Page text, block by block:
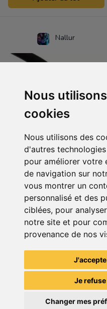
Nous
cookies
Nous utilisons des
d'autres
pour améliorer votre
de navigation sur
vous montrer un
personnalisé et des
ciblées, pour
notre site et pour
provenance de nos
J'accepte
Je refuse
Changer mes
Nallur
50.00 € 0
Lot de environ 254 câble micro usb et prise neuf câble micro usb et prise neuf
Ajouter au lot
Il n'y a pas plus
Télécharge notre app